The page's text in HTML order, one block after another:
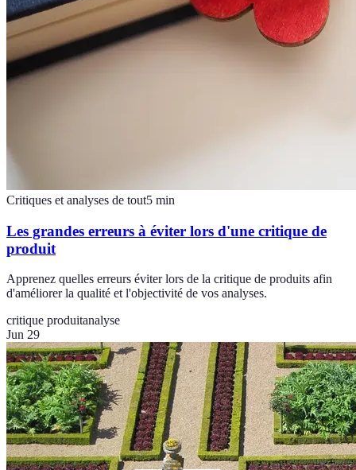
Critiques et analyses de tout5 min
Les grandes erreurs à éviter lors d'une critique de
produit
Apprenez quelles erreurs éviter lors de la critique de produits afin
d'améliorer la qualité et l'objectivité de vos analyses.
critique produitanalyse
Jun 29